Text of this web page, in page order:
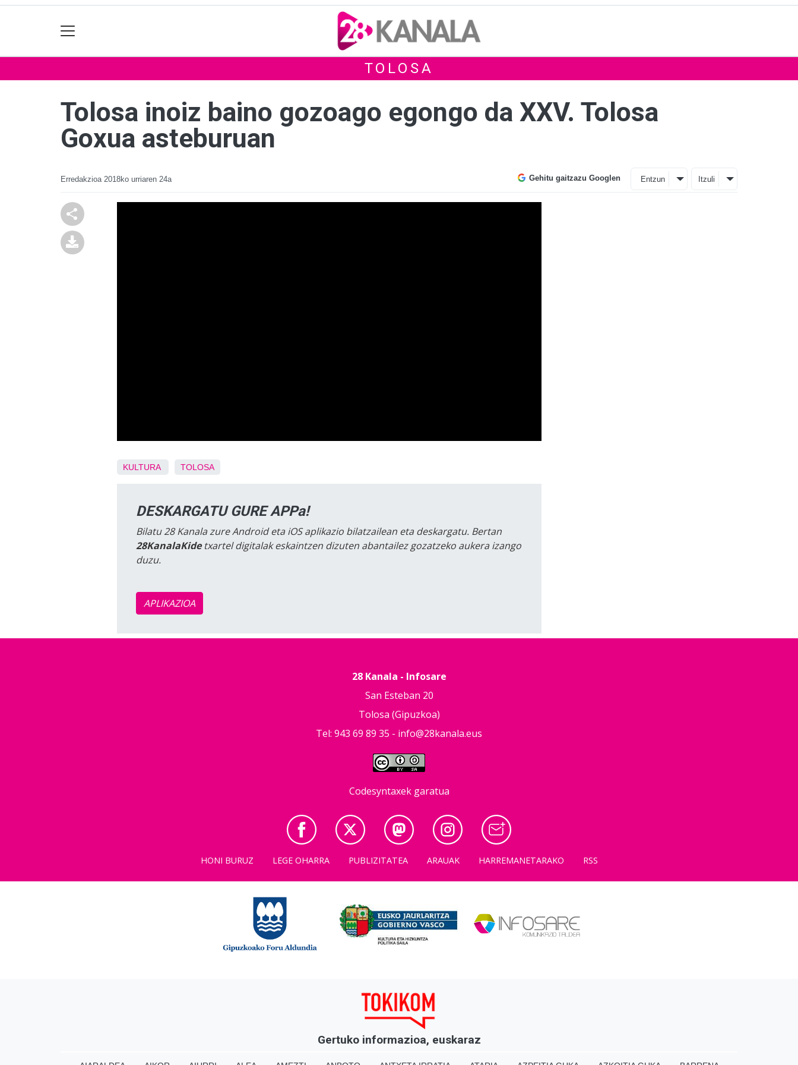
TOLOSA
Tolosa inoiz baino gozoago egongo da XXV. Tolosa
Goxua asteburuan
Erredakzioa 2018ko urriaren 24a Gehitu gaitzazu Googlen Entzun Itzuli
KULTURA TOLOSA
DESKARGATU GURE APPa!
Bilatu 28 Kanala zure Android eta iOS aplikazio bilatzailean eta deskargatu. Bertan
28KanalaKidetxartel digitalak eskaintzen dizuten abantailez gozatzeko aukera izango
duzu.
APLIKAZIOA
28 Kanala - Infosare
San Esteban 20
Tolosa (Gipuzkoa)
Tel: 943 69 89 35 - info@28kanala.eus
Codesyntaxek garatua
HONI BURUZ LEGE OHARRA PUBLIZITATEA ARAUAK HARREMANETARAKO RSS
Gertuko informazioa, euskaraz